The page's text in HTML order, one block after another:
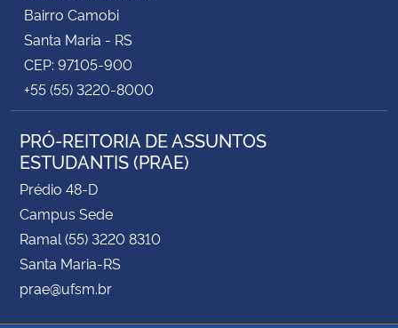
Secretaria de Governo
Gabinete de Segurança Institucional
Advocacia-Geral da União
Banco Central do Brasil
Planalto
Bairro Camobi
Santa Maria - RS
CEP: 97105-900
+55 (55) 3220-8000
PRÓ-REITORIA DE ASSUNTOS
ESTUDANTIS (PRAE)
Prédio 48-D
Campus Sede
Ramal (55) 3220 8310
Santa Maria-RS
prae@ufsm.br